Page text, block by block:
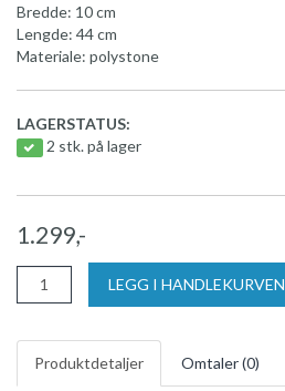
Bredde: 10 cm
Lengde: 44 cm
Materiale: polystone
LAGERSTATUS:
2 stk. på lager
1.299,-
LEGG I HANDLEKURVEN
Produktdetaljer Omtaler (0)